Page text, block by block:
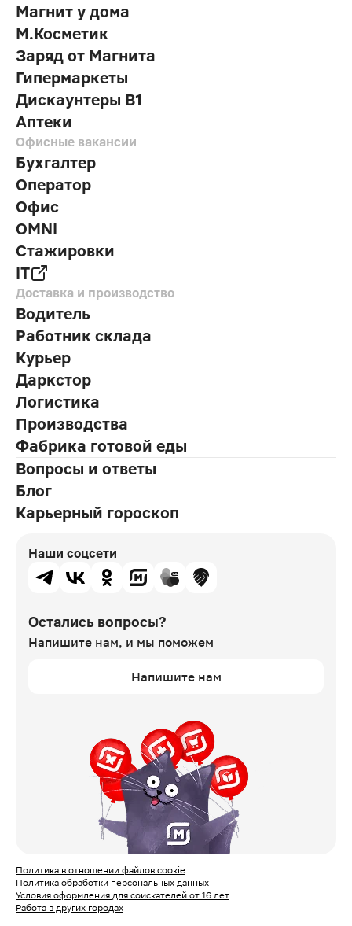
Магнит у дома
М.Косметик
Заряд от Магнита
Гипермаркеты
Дискаунтеры В1
Аптеки
Офисные вакансии
Бухгалтер
Оператор
Офис
OMNI
Стажировки
IT
Доставка и производство
Водитель
Работник склада
Курьер
Даркстор
Логистика
Производства
Фабрика готовой еды
Вопросы и ответы
Блог
Карьерный гороскоп
Наши соцсети
Остались вопросы?
Напишите нам, и мы поможем
Напишите нам
Политика в отношении файлов cookie
Политика обработки персональных данных
Условия оформления для соискателей от 16 лет
Работа в других городах